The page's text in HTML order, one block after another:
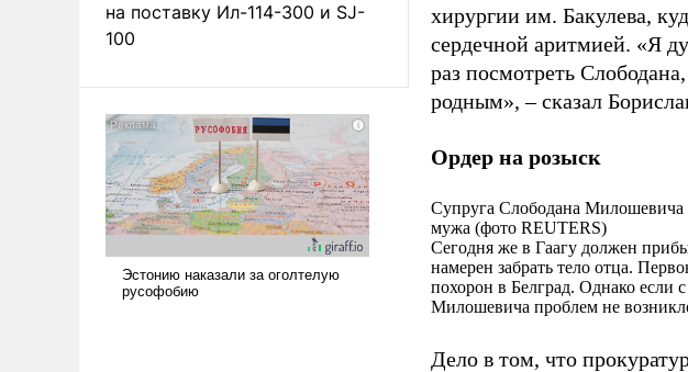
на поставку Ил-114-300 и SJ-
100
хирургии им. Бакулева,
сердечной аритмией. «Я
раз посмотреть
родным», – сказал
Ордер на розыск
Супруга Слободана
мужа (фото REUTERS)
Сегодня же в Гаагу должен
намерен забрать тело отца.
похорон в Белград. Однако если
Милошевича проблем не
Дело в том, что